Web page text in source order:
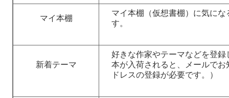
マイ本棚
マイ本棚（仮想書棚）に気に
す。
新着テーマ
好きな作家やテーマなどを登
本が入荷されると、メールで
ドレスの登録が必要です。）